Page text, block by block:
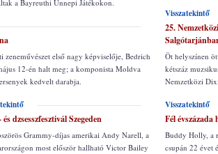
a Bayreuthi Ünnepi Játékokon.
zeneművészet első nagy képviselője, Bedrich
12-én halt meg; a komponista Moldva
kedvelt darabja.
és dzsesszfesztivál Szegeden
Grammy-díjas amerikai Andy Narell, a
most először hallható Victor Bailey
Visszatekintő
25.
Öt helyszínen
kétszáz
Nemzetközi
Visszatekintő
Fél
Buddy Holly, a
csupán 22 évet